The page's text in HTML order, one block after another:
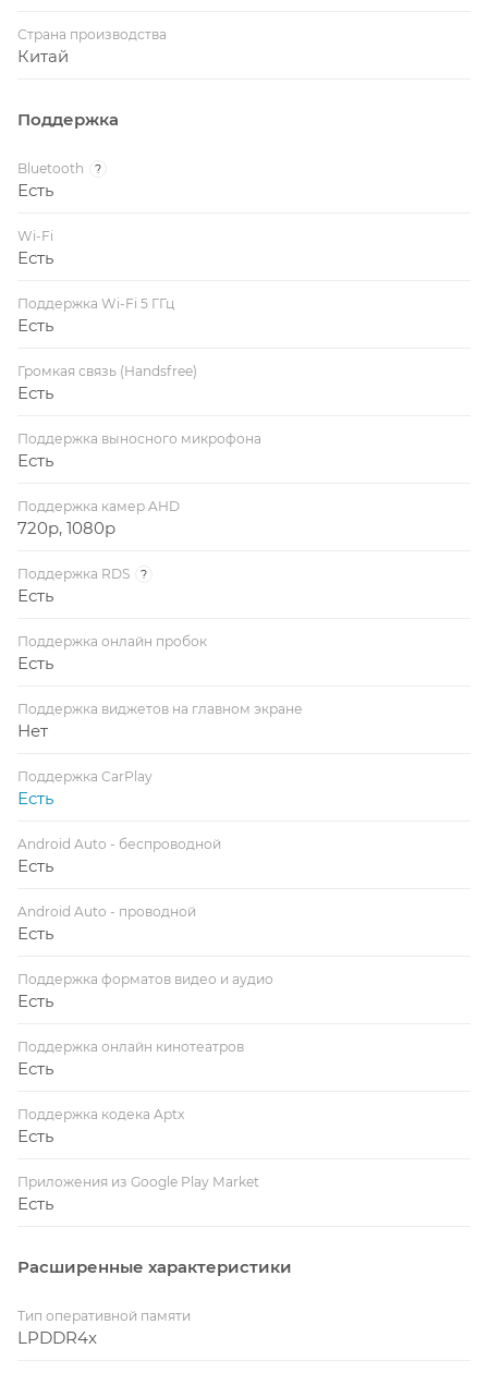
Страна производства
Китай
Поддержка
Bluetooth ?
Есть
Wi-Fi
Есть
Поддержка Wi-Fi 5 ГГц
Есть
Громкая связь (Handsfree)
Есть
Поддержка выносного микрофона
Есть
Поддержка камер AHD
720p, 1080p
Поддержка RDS ?
Есть
Поддержка онлайн пробок
Есть
Поддержка виджетов на главном экране
Нет
Поддержка CarPlay
Есть
Android Auto - беспроводной
Есть
Android Auto - проводной
Есть
Поддержка форматов видео и аудио
Есть
Поддержка онлайн кинотеатров
Есть
Поддержка кодека Aptx
Есть
Приложения из Google Play Market
Есть
Расширенные характеристики
Тип оперативной памяти
LPDDR4x